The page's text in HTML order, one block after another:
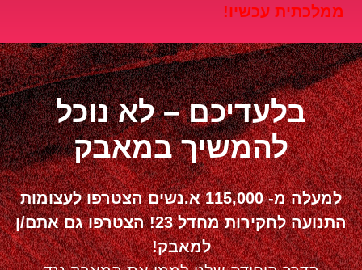
ממלכתית עכשיו!
בלעדיכם – לא נוכל
להמשיך במאבק
למעלה מ- 115,000 א.נשים הצטרפו לעצומות
התנועה לחקירות מחדל 23! הצטרפו גם אתם/ן
למאבק!